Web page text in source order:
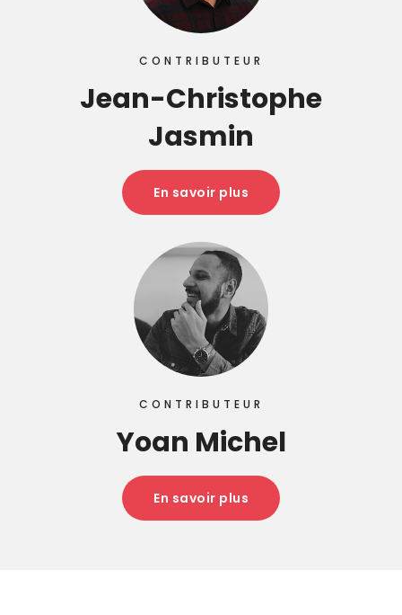
CONTRIBUTEUR
Jean-Christophe
Jasmin
En savoir plus
CONTRIBUTEUR
Yoan Michel
En savoir plus